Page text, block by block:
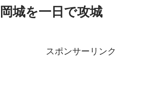
城を一日で攻城
スポンサーリンク